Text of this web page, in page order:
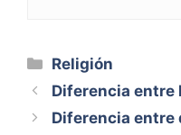
Categorías
Religión
Diferencia entre
Diferencia entre